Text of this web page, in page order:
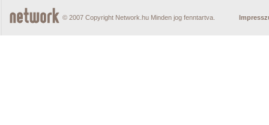
© 2007 Copyright Network.hu Minden jog fenntartva.